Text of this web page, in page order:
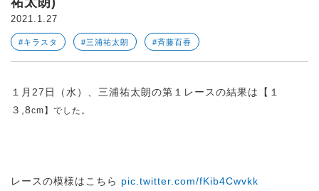
2021.1.27
#キラスタ #三浦祐太朗 #斉藤百香
１月27日（水）、三浦祐太朗の第１レースの結果は【１
３,8cm】でした。
レースの模様はこちら pic.twitter.com/fKib4Cwvkk